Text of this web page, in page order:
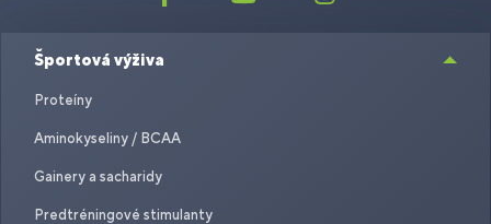
Športová výživa
Proteíny
Aminokyseliny / BCAA
Gainery a sacharidy
Predtréningové stimulanty